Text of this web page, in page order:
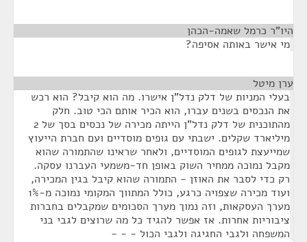
היו"ר כרמל שאמה-הכהן
מי אישר באותה אסיפה?
ערן מיטל
בעלי המניות של דלק נדל"ן אישרו. מה הוא קיבל? הוא רכש
את הנכסים בשנים עברו, הוא הכיר אותם הכי טוב. חלק
מהתוכנית של דלק נדל"ן הייתה מכירה של נכסים בסך של 2
מיליארד שקלים. ישבתי עם גופים מוסדיים ועם חברת הייעוץ
שמייעצת לגופים המוסדיים, ולאחר שראינו שהתמורה שהוא
מקבל נמוכה ממחיר השוק באופן חד-משמעי העברנו עסקה.
רק כדי לסבר את האוזן - התמורה שהוא קיבל בגין המכירה,
ועוד מכירה שצפויה כרגע, כולל המתווך המקומי נמוכה מ-1%
מערך העסקאות, וזה נמוך מערך הסכומים שמקבלים בחברות
ציבוריות אחרות. אז אפשר להגיד כל מה שרוצים לגבי בני
המשפחה ולגבי החגיגה ולגבי הכול - - -